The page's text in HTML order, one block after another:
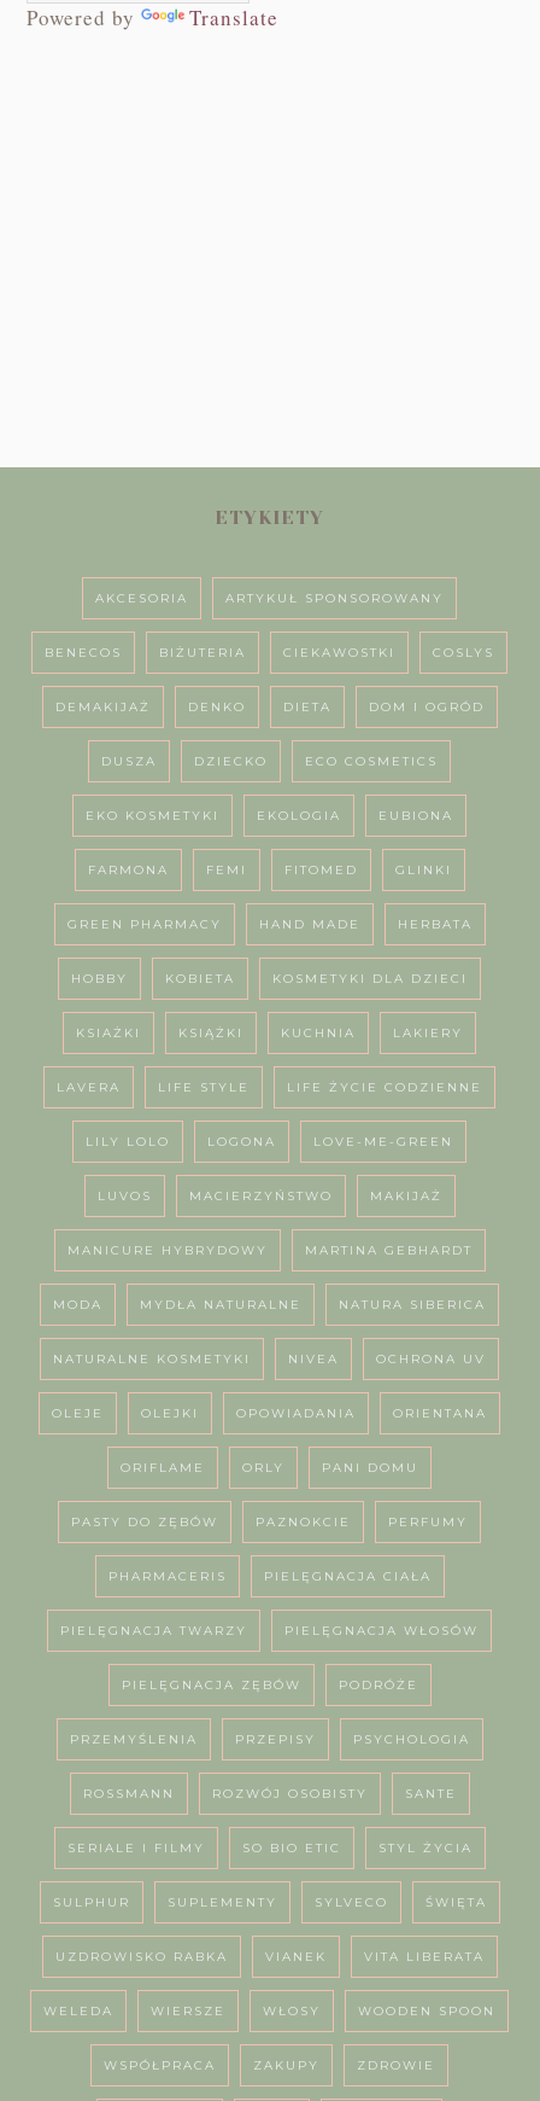
Powered by Translate
ETYKIETY
AKCESORIA ARTYKUŁ SPONSOROWANY
BENECOS BIŻUTERIA CIEKAWOSTKI COSLYS
DEMAKIJAŻ DENKO DIETA DOM I OGRÓD
DUSZA DZIECKO ECO COSMETICS
EKO KOSMETYKI EKOLOGIA EUBIONA
FARMONA FEMI FITOMED GLINKI
GREEN PHARMACY HAND MADE HERBATA
HOBBY KOBIETA KOSMETYKI DLA DZIECI
KSIAŻKI KSIĄŻKI KUCHNIA LAKIERY
LAVERA LIFE STYLE LIFE ŻYCIE CODZIENNE
LILY LOLO LOGONA LOVE-ME-GREEN
LUVOS MACIERZYŃSTWO MAKIJAŻ
MANICURE HYBRYDOWY MARTINA GEBHARDT
MODA MYDŁA NATURALNE NATURA SIBERICA
NATURALNE KOSMETYKI NIVEA OCHRONA UV
OLEJE OLEJKI OPOWIADANIA ORIENTANA
ORIFLAME ORLY PANI DOMU
PASTY DO ZĘBÓW PAZNOKCIE PERFUMY
PHARMACERIS PIELĘGNACJA CIAŁA
PIELĘGNACJA TWARZY PIELĘGNACJA WŁOSÓW
PIELĘGNACJA ZĘBÓW PODRÓŻE
PRZEMYŚLENIA PRZEPISY PSYCHOLOGIA
ROSSMANN ROZWÓJ OSOBISTY SANTE
SERIALE I FILMY SO BIO ETIC STYL ŻYCIA
SULPHUR SUPLEMENTY SYLVECO ŚWIĘTA
UZDROWISKO RABKA VIANEK VITA LIBERATA
WELEDA WIERSZE WŁOSY WOODEN SPOON
WSPÓŁPRACA ZAKUPY ZDROWIE